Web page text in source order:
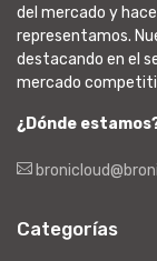
del mercado y
representamos.
destacando en el
mercado
¿Dónde
Categorías